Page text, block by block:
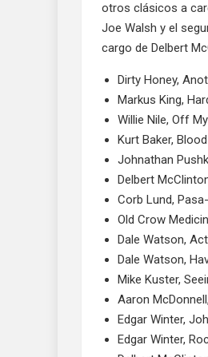
otros clásicos a
Joe Walsh y el
cargo de Delbert
Dirty Honey,
Markus King,
Willie Nile, Off
Kurt Baker,
Johnathan
Delbert
Corb Lund,
Old Crow
Dale Watson,
Dale Watson,
Mike Kuster,
Aaron
Edgar Winter,
Edgar Winter,